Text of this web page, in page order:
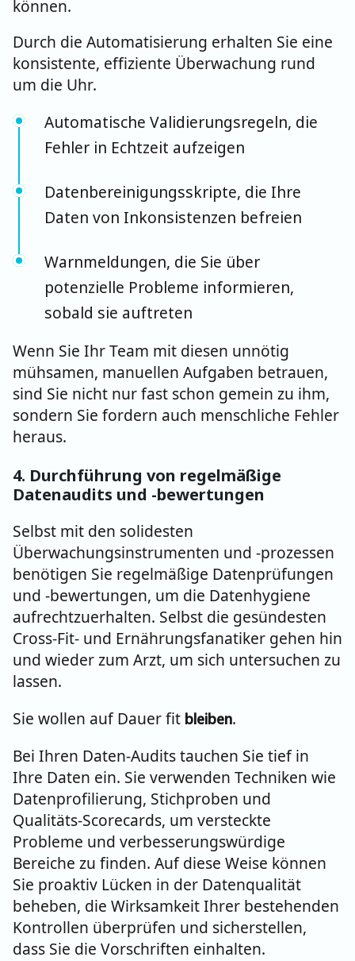
können.
Durch die Automatisierung erhalten Sie eine
konsistente, effiziente Überwachung rund
um die Uhr.
Automatische Validierungsregeln, die
Fehler in Echtzeit aufzeigen
Datenbereinigungsskripte, die Ihre
Daten von Inkonsistenzen befreien
Warnmeldungen, die Sie über
potenzielle Probleme informieren,
sobald sie auftreten
Wenn Sie Ihr Team mit diesen unnötig
mühsamen, manuellen Aufgaben betrauen,
sind Sie nicht nur fast schon gemein zu ihm,
sondern Sie fordern auch menschliche Fehler
heraus.
4. Durchführung von regelmäßige
Datenaudits und -bewertungen
Selbst mit den solidesten
Überwachungsinstrumenten und -prozessen
benötigen Sie regelmäßige Datenprüfungen
und -bewertungen, um die Datenhygiene
aufrechtzuerhalten. Selbst die gesündesten
Cross-Fit- und Ernährungsfanatiker gehen hin
und wieder zum Arzt, um sich untersuchen zu
lassen.
Sie wollen auf Dauer fit bleiben.
Bei Ihren Daten-Audits tauchen Sie tief in
Ihre Daten ein. Sie verwenden Techniken wie
Datenprofilierung, Stichproben und
Qualitäts-Scorecards, um versteckte
Probleme und verbesserungswürdige
Bereiche zu finden. Auf diese Weise können
Sie proaktiv Lücken in der Datenqualität
beheben, die Wirksamkeit Ihrer bestehenden
Kontrollen überprüfen und sicherstellen,
dass Sie die Vorschriften einhalten.